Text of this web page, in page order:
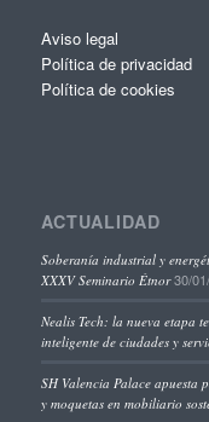
Aviso legal
Política de privacidad
Política de cookies
ACTUALIDAD
Soberanía industrial y
XXXV Seminario Étnor 30/
Nealis Tech: la nueva etapa
inteligente de ciudades y
SH Valencia Palace apuesta
y moquetas en mobiliario